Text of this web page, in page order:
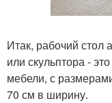
Итак, рабочий стол
или скульптора -
мебели, с
70 см в ширину.